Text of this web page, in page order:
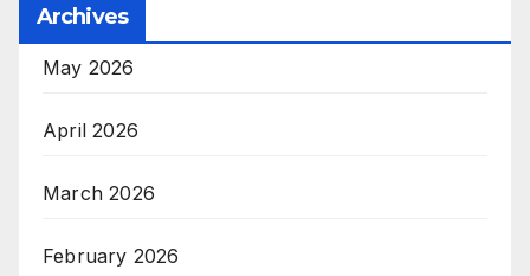
Archives
May 2026
April 2026
March 2026
February 2026